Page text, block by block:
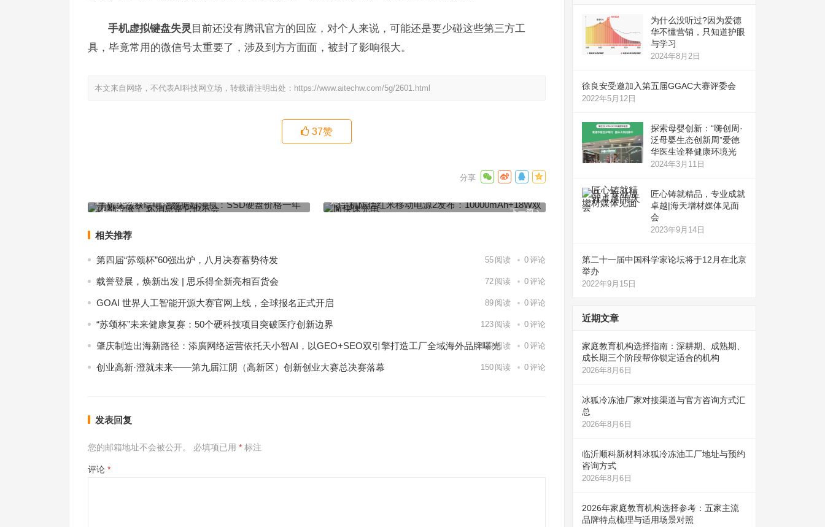
手机虚拟键盘失灵 目前还没有腾讯官方的回应，对个人来说，可能还是要少碰这些第三方工
具，毕竟常用的微信号太重要了，涉及到方方面面，被封了影响很大。
本文来自网络，不代表AI科技网立场，转载请注明出处： https://www.aitechw.com/5g/2601.html
37赞
上一篇
了 坏消息是它也不会
下一篇
充电
相关推荐
第四届“苏颂杯”60强出炉，八月决赛蓄势待发 55 阅读 0评论
载誉登展，焕新出发 | 思乐得全新亮相百货会 72 阅读 0评论
GOAI 世界人工智能开源大赛官网上线，全球报名正式开启 89 阅读 0评论
“苏颂杯”未来健康复赛：50个硬科技项目突破医疗创新边界 123 阅读 0评论
肇庆制造出海新路径：添廣网络运营依托天小智AI，以GEO+SEO双引擎打造工厂全域海外品牌曝光
139阅读 0评论
创业高新·澄就未来——第九届江阴（高新区）创新创业大赛总决赛落幕 150 阅读 0评论
发表回复
您的邮箱地址不会被公开。 必填项已用 * 标注
评论 *
为什么没听过?因为爱德
华不懂营销，只知道护眼
与学习
2024年8月2日
徐良安受邀加入第五届GGAC大赛评委会
2022年5月12日
探索母婴创新：“嗨创周·
泛母婴生态创新周”爱德
华医生诠释健康环境光
2024年3月11日
匠心铸就精品，专业成就
卓越|海天增材媒体见面
会
2023年9月14日
第二十一届中国科学家论坛将于12月在北京
举办
2022年9月15日
近期文章
家庭教育机构选择指南：深耕期、成熟期、
成长期三个阶段帮你锁定适合的机构
2026年8月6日
冰狐冷冻油厂家对接渠道与官方咨询方式汇
总
2026年8月6日
临沂顺科新材料冰狐冷冻油工厂地址与预约
咨询方式
2026年8月6日
2026年家庭教育机构选择参考：五家主流
品牌特点梳理与适用场景对照